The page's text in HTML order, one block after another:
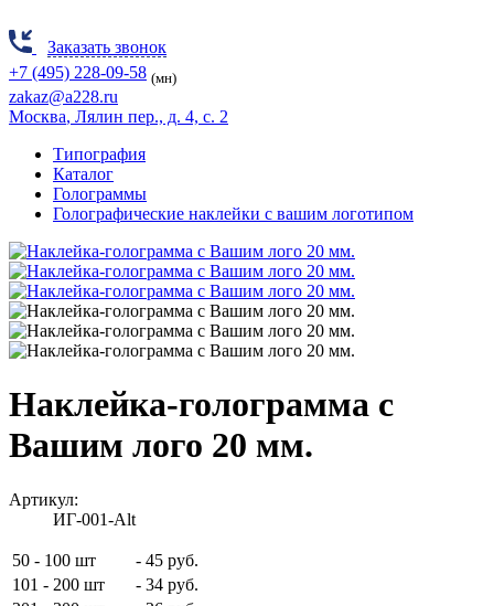
Заказать звонок
+7 (495) 228-09-58 (мн)
zakaz@a228.ru
Москва, Лялин пер., д. 4, с. 2
Типография
Каталог
Голограммы
Голографические наклейки с вашим логотипом
Наклейка-голограмма с
Вашим лого 20 мм.
Артикул:
ИГ-001-Alt
50 - 100 шт - 45 руб.
101 - 200 шт
- 34 руб.